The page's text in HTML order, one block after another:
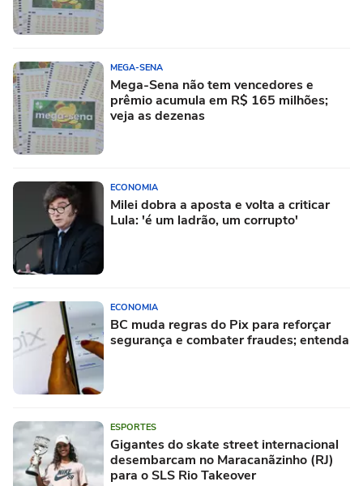
MEGA-SENA
Mega-Sena não tem vencedores e
prêmio acumula em R$ 165 milhões;
veja as dezenas
ECONOMIA
Milei dobra a aposta e volta a criticar
Lula: 'é um ladrão, um corrupto'
ECONOMIA
BC muda regras do Pix para reforçar
segurança e combater fraudes; entenda
ESPORTES
Gigantes do skate street internacional
desembarcam no Maracanãzinho (RJ)
para o SLS Rio Takeover